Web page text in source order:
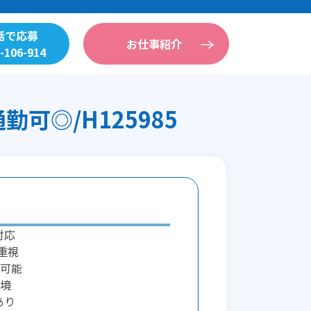
で応募
106-914
お仕事紹介
勤可◎/H125985
応
視
能